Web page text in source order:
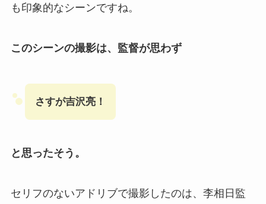
も印象的なシーンですね。
このシーンの撮影は、監督が思わず
さすが吉沢亮！
と思ったそう。
セリフのないアドリブで撮影したのは、李相日監